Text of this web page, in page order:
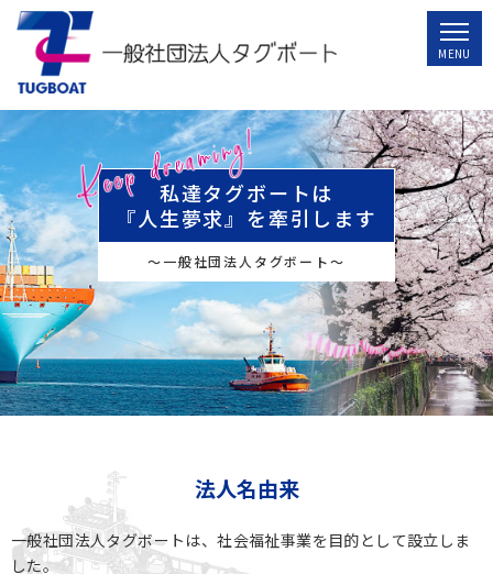
私達タグボートは
『人生夢求』を牽引します
～一般社団法人タグボート～
法人名由来
一般社団法人タグボートは、社会福祉事業を目的として設立しま
した。